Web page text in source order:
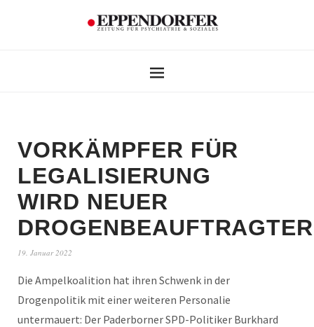
VORKÄMPFER FÜR
LEGALISIERUNG
WIRD NEUER
DROGENBEAUFTRAGTER
19. Januar 2022
Die Ampelkoalition hat ihren Schwenk in der
Drogenpolitik mit einer weiteren Personalie
untermauert: Der Paderborner SPD-Politiker Burkhard